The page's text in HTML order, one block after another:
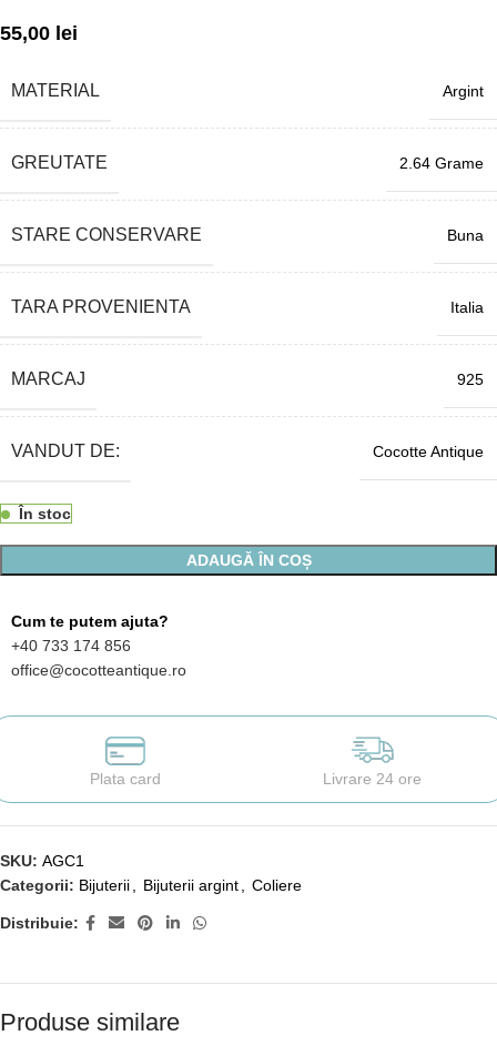
55,00 lei
MATERIAL Argint
GREUTATE 2.64 Grame
STARE CONSERVARE Buna
TARA PROVENIENTA Italia
MARCAJ 925
VANDUT DE: Cocotte Antique
În stoc
ADAUGĂ ÎN COȘ
Cum te putem ajuta?
+40 733 174 856
office@cocotteantique.ro
Plata card Livrare 24 ore
SKU: AGC1
Categorii: Bijuterii Bijuterii argint Coliere
Distribuie:
Produse similare